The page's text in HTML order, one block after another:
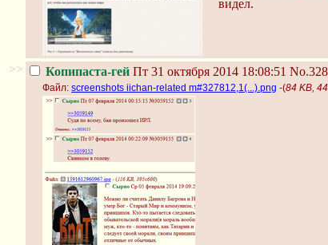
видел.
>> Копипаста-гей Пт 31 октября 2014 18:08:51
Файл: screenshots iichan-related m#327812,1(...).png -(84 KB,